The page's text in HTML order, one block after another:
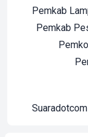
Pemkab
Pemkab
Suaradotcom